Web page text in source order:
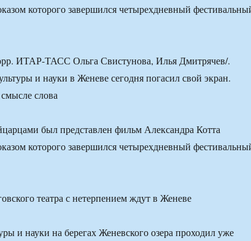
которого завершился четырехдневный
ИТАР-ТАСС Ольга Свистунова, Илья Дмитрячев/.
и науки в Женеве сегодня погасил свой экран.
слова
был представлен фильм Александра Котта
которого завершился четырехдневный
и науки на берегах Женевского озера проходил уже